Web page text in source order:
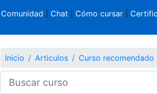
Comunidad Chat Cómo cursar|
Inicio Articulos Curso recomendado